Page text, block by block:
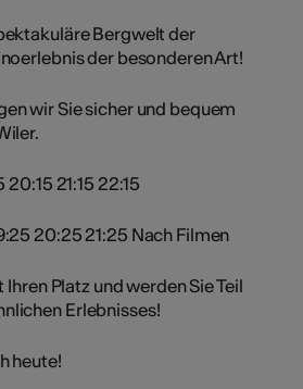
Bergwelt der
der besonderen Art!
wir Sie sicher und bequem
20:15 21:15 22:15
20:25 21:25 Nach Filmen
Platz und werden Sie Teil
Erlebnisses!
heute!